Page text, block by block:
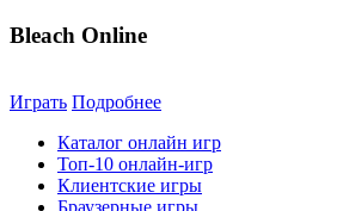
Bleach Online
Играть Подробнее
Каталог онлайн игр
Топ-10 онлайн-игр
Клиентские игры